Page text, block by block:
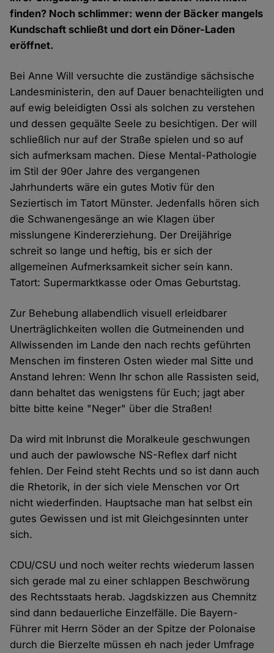
finden? Noch schlimmer: wenn der Bäcker mangels
Kundschaft schließt und dort ein Döner-Laden
eröffnet.
Bei Anne Will versuchte die zuständige sächsische
Landesministerin, den auf Dauer benachteiligten und
auf ewig beleidigten Ossi als solchen zu verstehen
und dessen gequälte Seele zu besichtigen. Der will
schließlich nur auf der Straße spielen und so auf
sich aufmerksam machen. Diese Mental-Pathologie
im Stil der 90er Jahre des vergangenen
Jahrhunderts wäre ein gutes Motiv für den
Seziertisch im Tatort Münster. Jedenfalls hören sich
die Schwanengesänge an wie Klagen über
misslungene Kindererziehung. Der Dreijährige
schreit so lange und heftig, bis er sich der
allgemeinen Aufmerksamkeit sicher sein kann.
Tatort: Supermarktkasse oder Omas Geburtstag.
Zur Behebung allabendlich visuell erleidbarer
Unerträglichkeiten wollen die Gutmeinenden und
Allwissenden im Lande den nach rechts geführten
Menschen im finsteren Osten wieder mal Sitte und
Anstand lehren: Wenn Ihr schon alle Rassisten seid,
dann behaltet das wenigstens für Euch; jagt aber
bitte bitte keine "Neger" über die Straßen!
Da wird mit Inbrunst die Moralkeule geschwungen
und auch der pawlowsche NS-Reflex darf nicht
fehlen. Der Feind steht Rechts und so ist dann auch
die Rhetorik, in der sich viele Menschen vor Ort
nicht wiederfinden. Hauptsache man hat selbst ein
gutes Gewissen und ist mit Gleichgesinnten unter
sich.
CDU/CSU und noch weiter rechts wiederum lassen
sich gerade mal zu einer schlappen Beschwörung
des Rechtsstaats herab. Jagdskizzen aus Chemnitz
sind dann bedauerliche Einzelfälle. Die Bayern-
Führer mit Herrn Söder an der Spitze der Polonaise
durch die Bierzelte müssen eh nach jeder Umfrage